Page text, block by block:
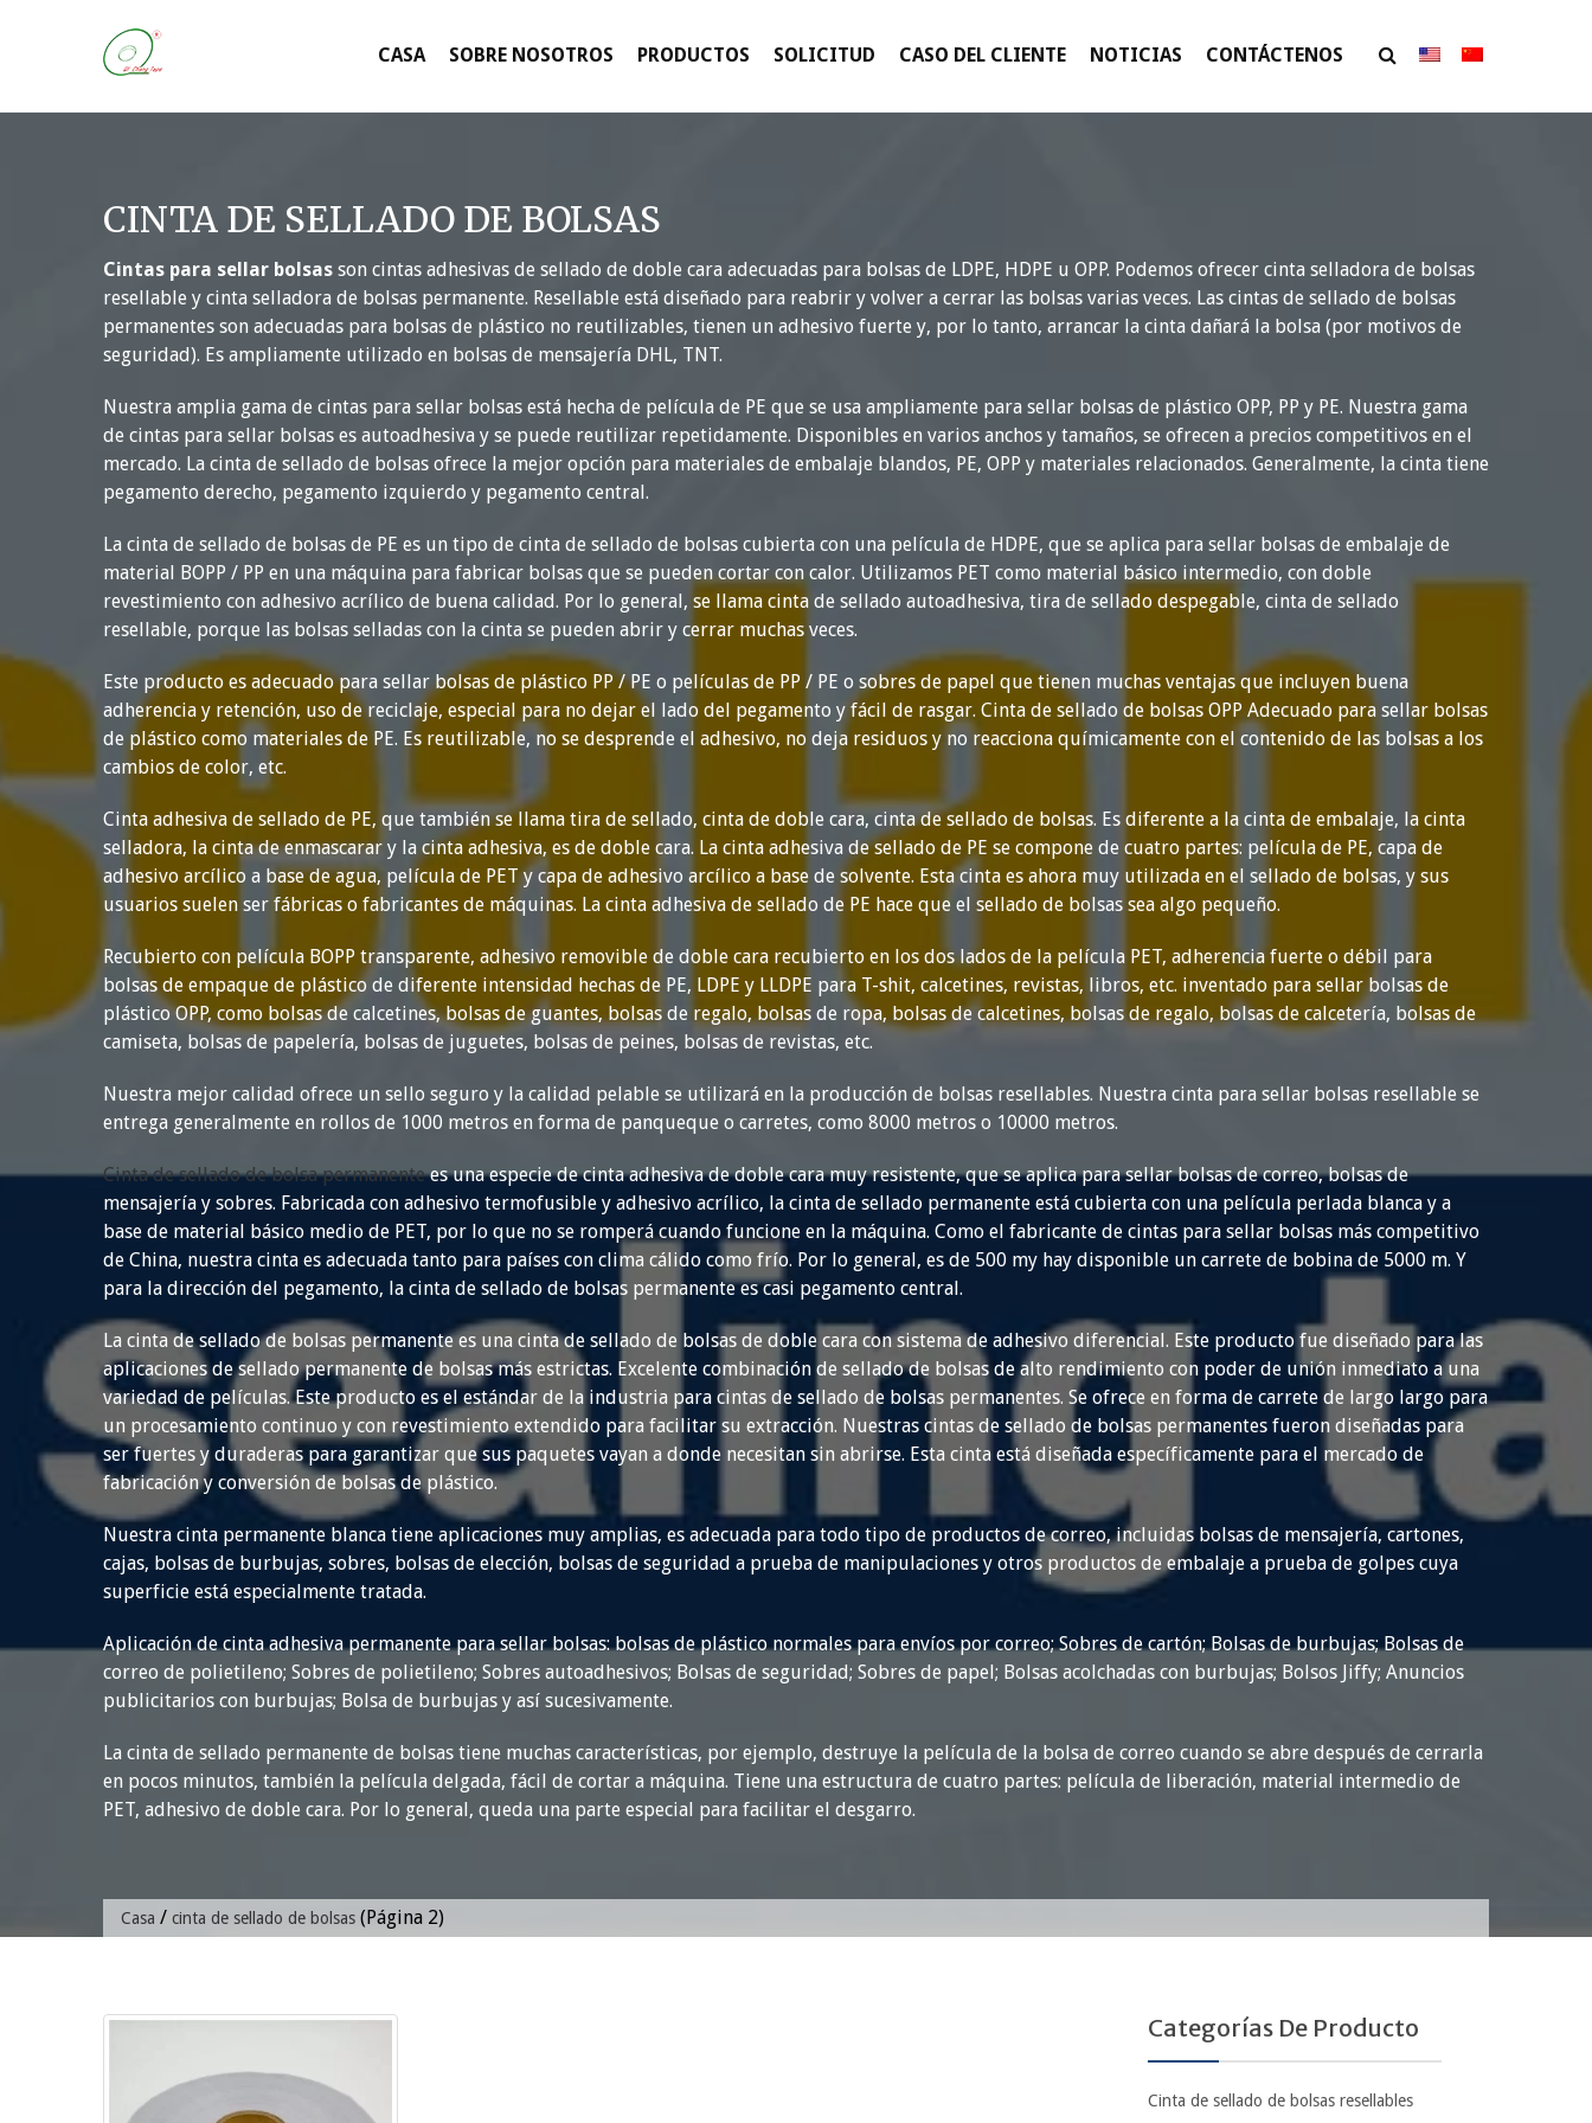
CASA SOBRE NOSOTROS PRODUCTOS SOLICITUD CASO DEL CLIENTE NOTICIAS CONTÁCTENOS
CINTA DE SELLADO DE BOLSAS
Cintas para sellar bolsas son cintas adhesivas de sellado de doble cara adecuadas para bolsas de LDPE, HDPE u OPP. Podemos ofrecer cinta selladora de bolsas
resellable y cinta selladora de bolsas permanente. Resellable está diseñado para reabrir y volver a cerrar las bolsas varias veces. Las cintas de sellado de bolsas
permanentes son adecuadas para bolsas de plástico no reutilizables, tienen un adhesivo fuerte y, por lo tanto, arrancar la cinta dañará la bolsa (por motivos de
seguridad). Es ampliamente utilizado en bolsas de mensajería DHL, TNT.
Nuestra amplia gama de cintas para sellar bolsas está hecha de película de PE que se usa ampliamente para sellar bolsas de plástico OPP, PP y PE. Nuestra gama
de cintas para sellar bolsas es autoadhesiva y se puede reutilizar repetidamente. Disponibles en varios anchos y tamaños, se ofrecen a precios competitivos en el
mercado. La cinta de sellado de bolsas ofrece la mejor opción para materiales de embalaje blandos, PE, OPP y materiales relacionados. Generalmente, la cinta tiene
pegamento derecho, pegamento izquierdo y pegamento central.
La cinta de sellado de bolsas de PE es un tipo de cinta de sellado de bolsas cubierta con una película de HDPE, que se aplica para sellar bolsas de embalaje de
material BOPP / PP en una máquina para fabricar bolsas que se pueden cortar con calor. Utilizamos PET como material básico intermedio, con doble
revestimiento con adhesivo acrílico de buena calidad. Por lo general, se llama cinta de sellado autoadhesiva, tira de sellado despegable, cinta de sellado
resellable, porque las bolsas selladas con la cinta se pueden abrir y cerrar muchas veces.
Este producto es adecuado para sellar bolsas de plástico PP / PE o películas de PP / PE o sobres de papel que tienen muchas ventajas que incluyen buena
adherencia y retención, uso de reciclaje, especial para no dejar el lado del pegamento y fácil de rasgar. Cinta de sellado de bolsas OPP Adecuado para sellar bolsas
de plástico como materiales de PE. Es reutilizable, no se desprende el adhesivo, no deja residuos y no reacciona químicamente con el contenido de las bolsas a los
cambios de color, etc.
Cinta adhesiva de sellado de PE, que también se llama tira de sellado, cinta de doble cara, cinta de sellado de bolsas. Es diferente a la cinta de embalaje, la cinta
selladora, la cinta de enmascarar y la cinta adhesiva, es de doble cara. La cinta adhesiva de sellado de PE se compone de cuatro partes: película de PE, capa de
adhesivo arcílico a base de agua, película de PET y capa de adhesivo arcílico a base de solvente. Esta cinta es ahora muy utilizada en el sellado de bolsas, y sus
usuarios suelen ser fábricas o fabricantes de máquinas. La cinta adhesiva de sellado de PE hace que el sellado de bolsas sea algo pequeño.
Recubierto con película BOPP transparente, adhesivo removible de doble cara recubierto en los dos lados de la película PET, adherencia fuerte o débil para
bolsas de empaque de plástico de diferente intensidad hechas de PE, LDPE y LLDPE para T-shit, calcetines, revistas, libros, etc. inventado para sellar bolsas de
plástico OPP, como bolsas de calcetines, bolsas de guantes, bolsas de regalo, bolsas de ropa, bolsas de calcetines, bolsas de regalo, bolsas de calcetería, bolsas de
camiseta, bolsas de papelería, bolsas de juguetes, bolsas de peines, bolsas de revistas, etc.
Nuestra mejor calidad ofrece un sello seguro y la calidad pelable se utilizará en la producción de bolsas resellables. Nuestra cinta para sellar bolsas resellable se
entrega generalmente en rollos de 1000 metros en forma de panqueque o carretes, como 8000 metros o 10000 metros.
Cinta de sellado de bolsa permanentees una especie de cinta adhesiva de doble cara muy resistente, que se aplica para sellar bolsas de correo, bolsas de
mensajería y sobres. Fabricada con adhesivo termofusible y adhesivo acrílico, la cinta de sellado permanente está cubierta con una película perlada blanca y a
base de material básico medio de PET, por lo que no se romperá cuando funcione en la máquina. Como el fabricante de cintas para sellar bolsas más competitivo
de China, nuestra cinta es adecuada tanto para países con clima cálido como frío. Por lo general, es de 500 my hay disponible un carrete de bobina de 5000 m. Y
para la dirección del pegamento, la cinta de sellado de bolsas permanente es casi pegamento central.
La cinta de sellado de bolsas permanente es una cinta de sellado de bolsas de doble cara con sistema de adhesivo diferencial. Este producto fue diseñado para las
aplicaciones de sellado permanente de bolsas más estrictas. Excelente combinación de sellado de bolsas de alto rendimiento con poder de unión inmediato a una
variedad de películas. Este producto es el estándar de la industria para cintas de sellado de bolsas permanentes. Se ofrece en forma de carrete de largo largo para
un procesamiento continuo y con revestimiento extendido para facilitar su extracción. Nuestras cintas de sellado de bolsas permanentes fueron diseñadas para
ser fuertes y duraderas para garantizar que sus paquetes vayan a donde necesitan sin abrirse. Esta cinta está diseñada específicamente para el mercado de
fabricación y conversión de bolsas de plástico.
Nuestra cinta permanente blanca tiene aplicaciones muy amplias, es adecuada para todo tipo de productos de correo, incluidas bolsas de mensajería, cartones,
cajas, bolsas de burbujas, sobres, bolsas de elección, bolsas de seguridad a prueba de manipulaciones y otros productos de embalaje a prueba de golpes cuya
superficie está especialmente tratada.
Aplicación de cinta adhesiva permanente para sellar bolsas: bolsas de plástico normales para envíos por correo; Sobres de cartón; Bolsas de burbujas; Bolsas de
correo de polietileno; Sobres de polietileno; Sobres autoadhesivos; Bolsas de seguridad; Sobres de papel; Bolsas acolchadas con burbujas; Bolsos Jiffy; Anuncios
publicitarios con burbujas; Bolsa de burbujas y así sucesivamente.
La cinta de sellado permanente de bolsas tiene muchas características, por ejemplo, destruye la película de la bolsa de correo cuando se abre después de cerrarla
en pocos minutos, también la película delgada, fácil de cortar a máquina. Tiene una estructura de cuatro partes: película de liberación, material intermedio de
PET, adhesivo de doble cara. Por lo general, queda una parte especial para facilitar el desgarro.
Casa / cinta de sellado de bolsas (Página 2)
Categorías De Producto
Cinta de sellado de bolsas resellables